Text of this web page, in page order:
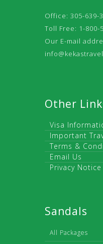
Office: 305-639-
Toll Free: 1-800-
Our E-mail
Other
Visa
Important
Terms &
Email Us
Privacy Notice
Sandals
All Packages